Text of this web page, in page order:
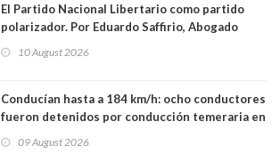
El Partido Nacional Libertario como partido
polarizador. Por Eduardo Saffirio, Abogado
10 August 2026
Conducían hasta a 184 km/h: ocho conductores
fueron detenidos por conducción temeraria en
09 August 2026